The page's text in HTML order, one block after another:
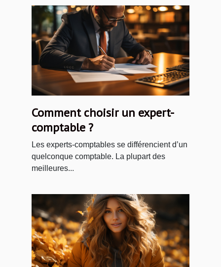
Comment choisir un expert-
comptable ?
Les experts-comptables se différencient d’un
quelconque comptable. La plupart des
meilleures...